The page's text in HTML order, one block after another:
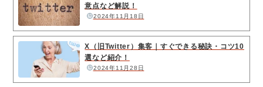
意点など解説！
2024年11月18日
X（旧Twitter）集客｜すぐできる秘訣・コツ10
選など紹介！
2024年11月28日